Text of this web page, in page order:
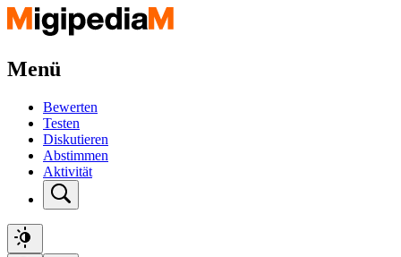
Menü
Bewerten
Testen
Diskutieren
Abstimmen
Aktivität